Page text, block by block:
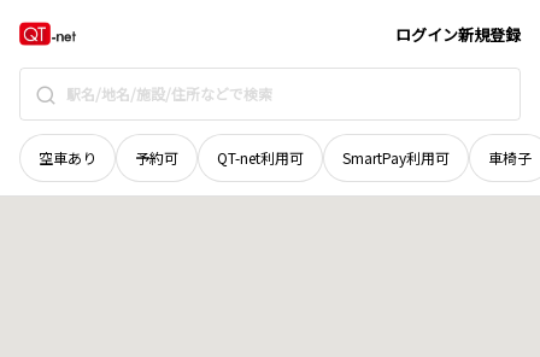
ログイン新規登録
空車あり 予約可 QT-net利用可 SmartPay利用可 車椅子
岡山県